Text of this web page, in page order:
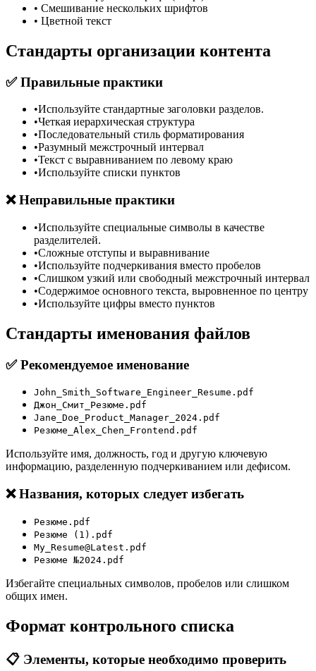
• Смешивание нескольких шрифтов
• Цветной текст
Стандарты организации контента
✅ Правильные практики
•Используйте стандартные заголовки разделов.
•Четкая иерархическая структура
•Последовательный стиль форматирования
•Разумный межстрочный интервал
•Текст с выравниванием по левому краю
•Используйте списки пунктов
❌ Неправильные практики
•Используйте специальные символы в качестве
разделителей.
•Сложные отступы и выравнивание
•Используйте подчеркивания вместо пробелов
•Слишком узкий или свободный межстрочный интервал
•Содержимое основного текста, выровненное по центру
•Используйте цифры вместо пунктов
Стандарты именования файлов
✅ Рекомендуемое именование
John_Smith_Software_Engineer_Resume.pdf
Джон_Смит_Резюме.pdf
Jane_Doe_Product_Manager_2024.pdf
Резюме_Alex_Chen_Frontend.pdf
Используйте имя, должность, год и другую ключевую
информацию, разделенную подчеркиванием или дефисом.
❌ Названия, которых следует избегать
Резюме.pdf
Резюме (1).pdf
My_Resume@Latest.pdf
Резюме №2024.pdf
Избегайте специальных символов, пробелов или слишком
общих имен.
Формат контрольного списка
📋 Элементы, которые необходимо проверить